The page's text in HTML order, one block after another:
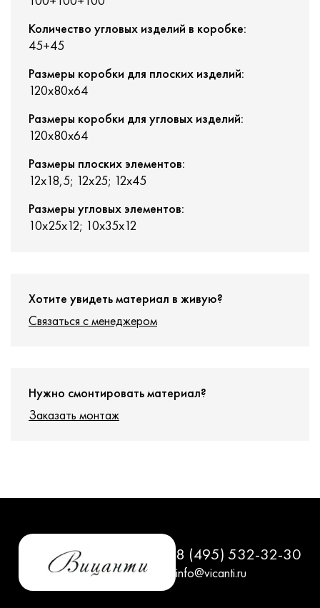
Количество угловых изделий в коробке:
45+45
Размеры коробки для плоских изделий:
120x80x64
Размеры коробки для угловых изделий:
120x80x64
Размеры плоских элементов:
12х18,5; 12х25; 12х45
Размеры угловых элементов:
10х25х12; 10х35х12
Хотите увидеть материал в живую?
Связаться с менеджером
Нужно смонтировать материал?
Заказать монтаж
8 (495) 532-32-30
info@vicanti.ru